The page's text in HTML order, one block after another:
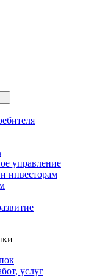
управление
инвесторам
услуг